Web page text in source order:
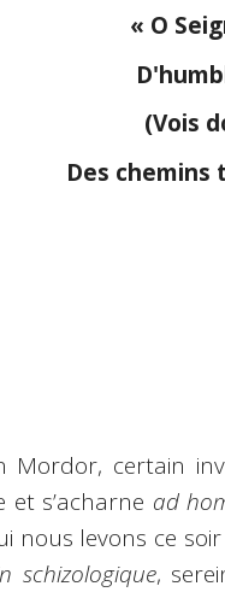
« O
(Vois
Des chemins
Mordor, certain
s’acharne ad
nous levons ce
schizologique,